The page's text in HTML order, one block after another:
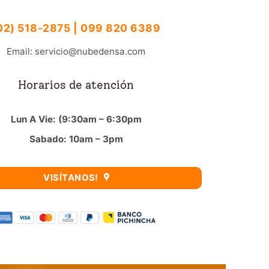
518-2875 | 099 820 6389
Email: servicio@nubedensa.com
Horarios de atención
Lun A Vie: (9:30am – 6:30pm
Sabado: 10am – 3pm
VISÍTANOS!